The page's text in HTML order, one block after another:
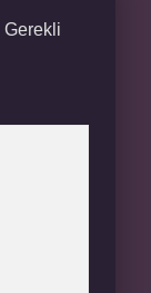
Gerekli